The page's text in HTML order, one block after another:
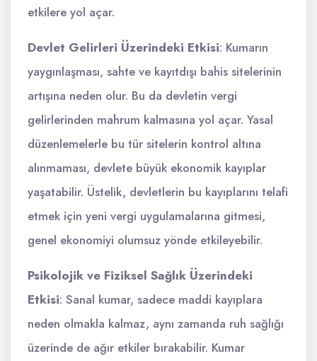
etkilere yol açar.
Devlet Gelirleri Üzerindeki Etkisi: Kumarın
yaygınlaşması, sahte ve kayıtdışı bahis sitelerinin
artışına neden olur. Bu da devletin vergi
gelirlerinden mahrum kalmasına yol açar. Yasal
düzenlemelerle bu tür sitelerin kontrol altına
alınmaması, devlete büyük ekonomik kayıplar
yaşatabilir. Üstelik, devletlerin bu kayıplarını telafi
etmek için yeni vergi uygulamalarına gitmesi,
genel ekonomiyi olumsuz yönde etkileyebilir.
Psikolojik ve Fiziksel Sağlık Üzerindeki
Etkisi: Sanal kumar, sadece maddi kayıplara
neden olmakla kalmaz, aynı zamanda ruh sağlığı
üzerinde de ağır etkiler bırakabilir. Kumar